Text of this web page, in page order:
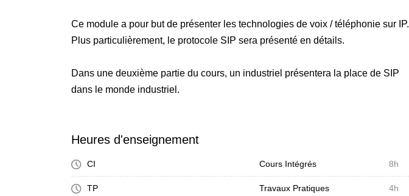
Ce module a pour but de présenter les technologies de voix / téléphonie sur IP.
Plus particulièrement, le protocole SIP sera présenté en détails.
Dans une deuxième partie du cours, un industriel présentera la place de SIP
dans le monde industriel.
Heures d'enseignement
CI Cours Intégrés 8h
TP Travaux Pratiques 4h